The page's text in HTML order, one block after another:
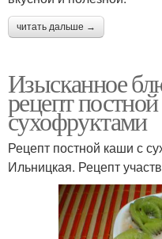
читать дальше →
Изысканное
рецепт
сухофруктами
Рецепт постной каши с
Ильницкая. Рецепт